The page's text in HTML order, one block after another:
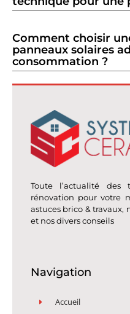
Comment choisir
panneaux solaires
consommation ?
Toute l’actualité des
rénovation pour votre
astuces brico & travaux,
et nos divers conseils
Navigation
Accueil